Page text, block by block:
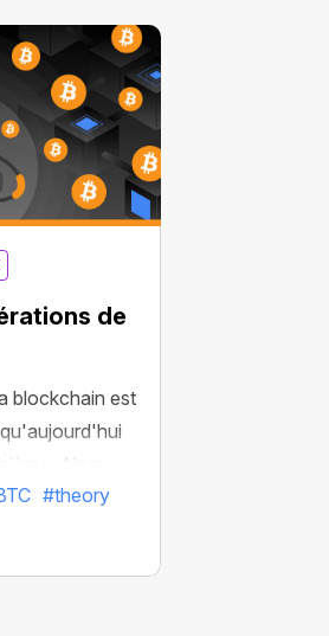
de
blockchain est
Alors,
et
!
#theory